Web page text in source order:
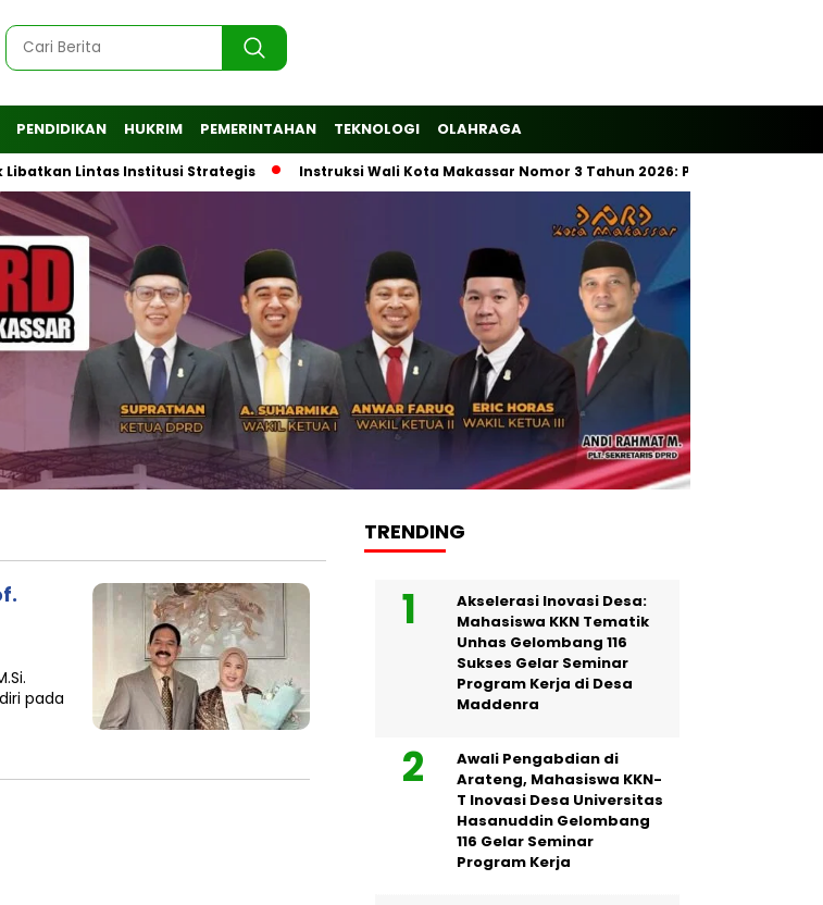
PENDIDIKAN HUKRIM PEMERINTAHAN TEKNOLOGI OLAHRAGA
Lintas Institusi Strategis Instruksi Wali Kota Makassar Nomor 3 Tahun 2026: Pemilahan Sampah
pada
TRENDING
Akselerasi Inovasi Desa:
Mahasiswa KKN Tematik
Unhas Gelombang 116
Sukses Gelar Seminar
Program Kerja di Desa
Maddenra
Awali Pengabdian di
Arateng, Mahasiswa KKN-
T Inovasi Desa Universitas
Hasanuddin Gelombang
116 Gelar Seminar
Program Kerja